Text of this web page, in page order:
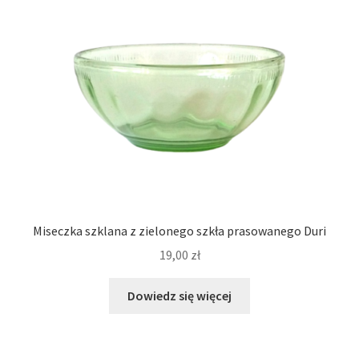
Miseczka szklana z zielonego szkła prasowanego Duri
19,00 zł
Dowiedz się więcej